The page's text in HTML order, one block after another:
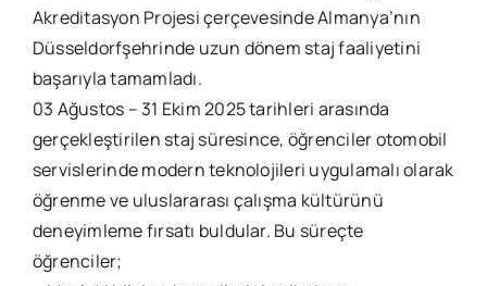
Akreditasyon Projesi çerçevesinde Almanya’nın
Düsseldorfşehrinde uzun dönem staj faaliyetini
başarıyla tamamladı.
03 Ağustos – 31 Ekim 2025 tarihleri arasında
gerçekleştirilen staj süresince, öğrenciler otomobil
servislerinde modern teknolojileri uygulamalı olarak
öğrenme ve uluslararası çalışma kültürünü
deneyimleme fırsatı buldular. Bu süreçte
öğrenciler;